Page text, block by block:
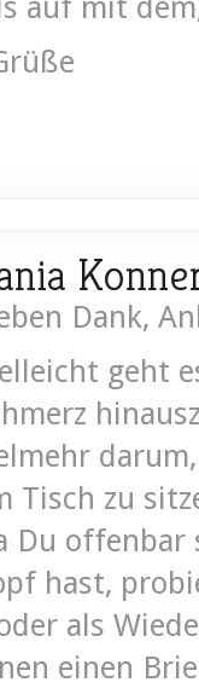
auf mit
Dank,
geht
Tisch zu
Du offenbar
hast,
als
einen